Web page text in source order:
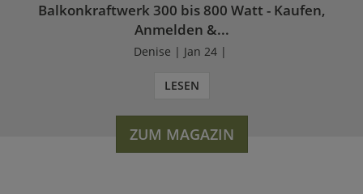
Balkonkraftwerk 300 bis 800 Watt - Kaufen,
Anmelden &...
Denise | Jan 24 |
LESEN
ZUM MAGAZIN